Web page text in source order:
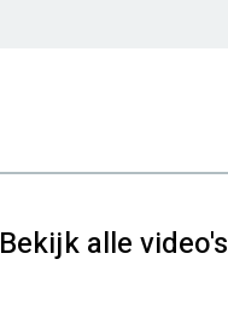
Bekijk alle video's